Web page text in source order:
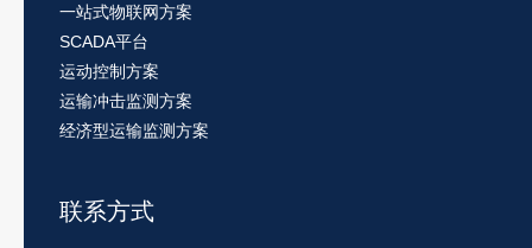
一站式物联网方案
SCADA平台
运动控制方案
运输冲击监测方案
经济型运输监测方案
联系方式